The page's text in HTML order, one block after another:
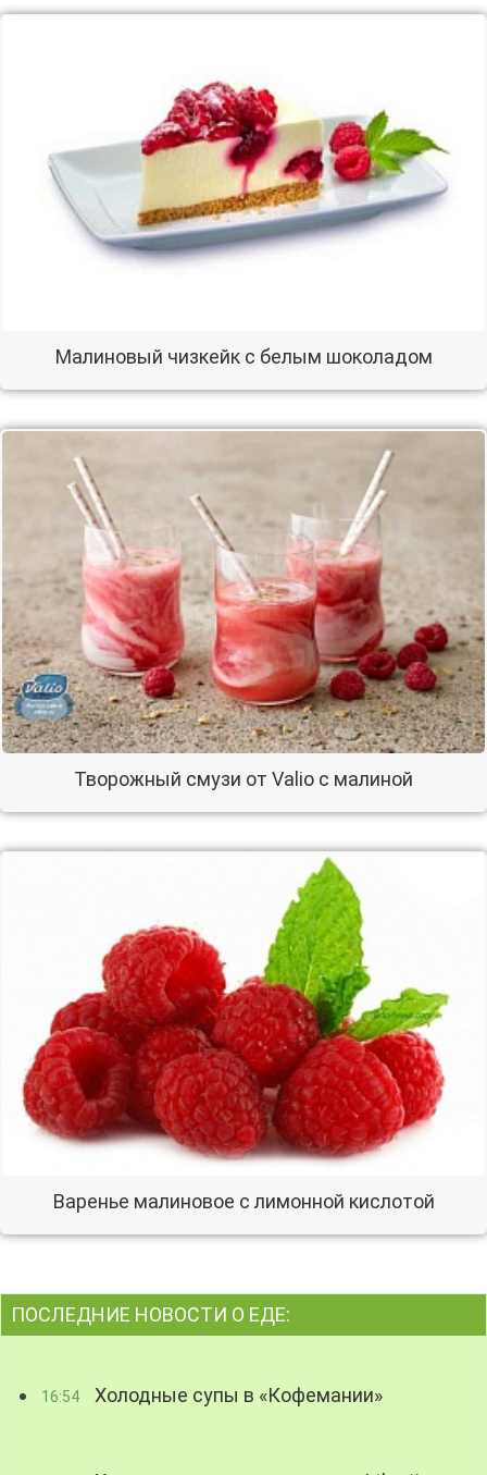
Малиновый чизкейк с белым шоколадом
Творожный смузи от Valio с малиной
Варенье малиновое с лимонной кислотой
ПОСЛЕДНИЕ НОВОСТИ О ЕДЕ:
16:54 Холодные супы в «Кофемании»